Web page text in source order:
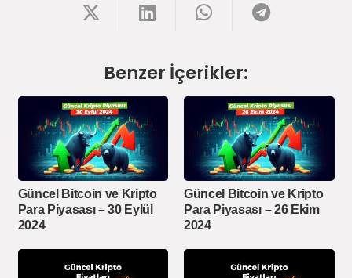
Benzer İçerikler:
Güncel Bitcoin ve Kripto
Para Piyasası – 30 Eylül
2024
Güncel Bitcoin ve Kripto
Para Piyasası – 26 Ekim
2024